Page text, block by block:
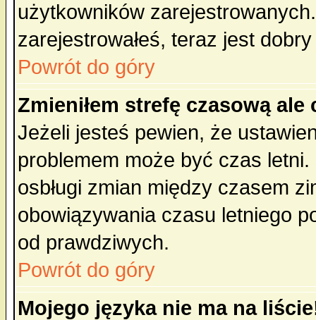
użytkowników
zarejestrowałeś, teraz jest
Powrót do góry
Zmieniłem strefę czasową
Jeżeli jesteś pewien, że
problemem może być czas
osbługi zmian między czasem
obowiązywania czasu letniego
od prawdziwych.
Powrót do góry
Mojego języka nie ma na